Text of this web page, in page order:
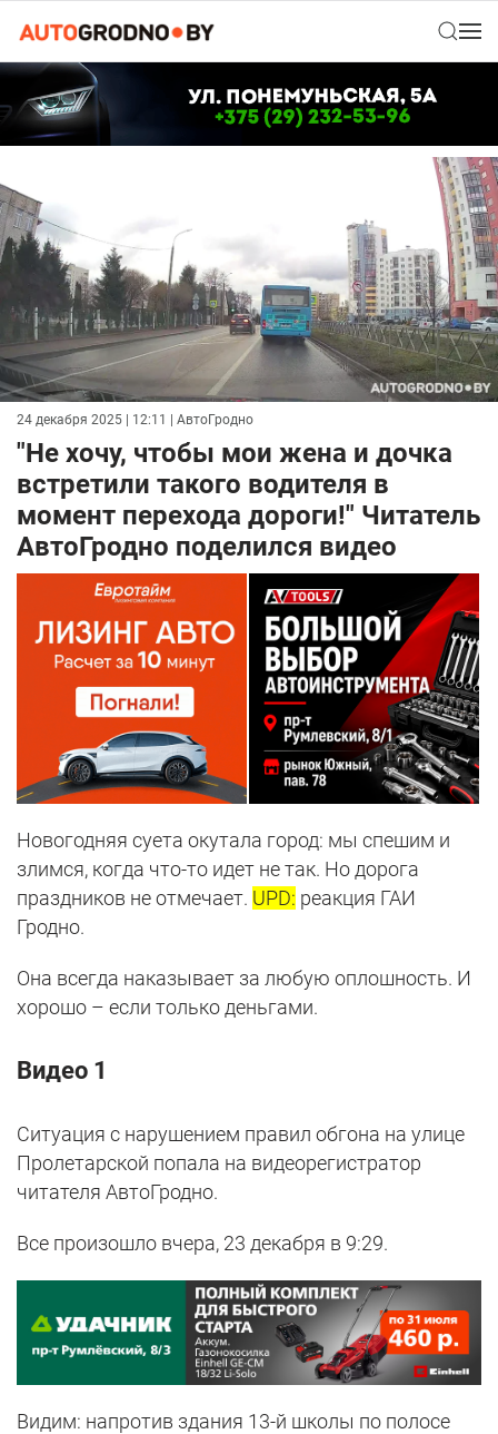
24 декабря 2025 | 12:11 | АвтоГродно
"Не хочу, чтобы мои жена и дочка
встретили такого водителя в
момент перехода дороги!" Читатель
АвтоГродно поделился видео
Новогодняя суета окутала город: мы спешим и
злимся, когда что-то идет не так. Но дорога
праздников не отмечает. UPD: реакция ГАИ
Гродно.
Она всегда наказывает за любую оплошность. И
хорошо – если только деньгами.
Видео 1
Ситуация с нарушением правил обгона на улице
Пролетарской попала на видеорегистратор
читателя АвтоГродно.
Все произошло вчера, 23 декабря в 9:29.
Видим: напротив здания 13-й школы по полосе